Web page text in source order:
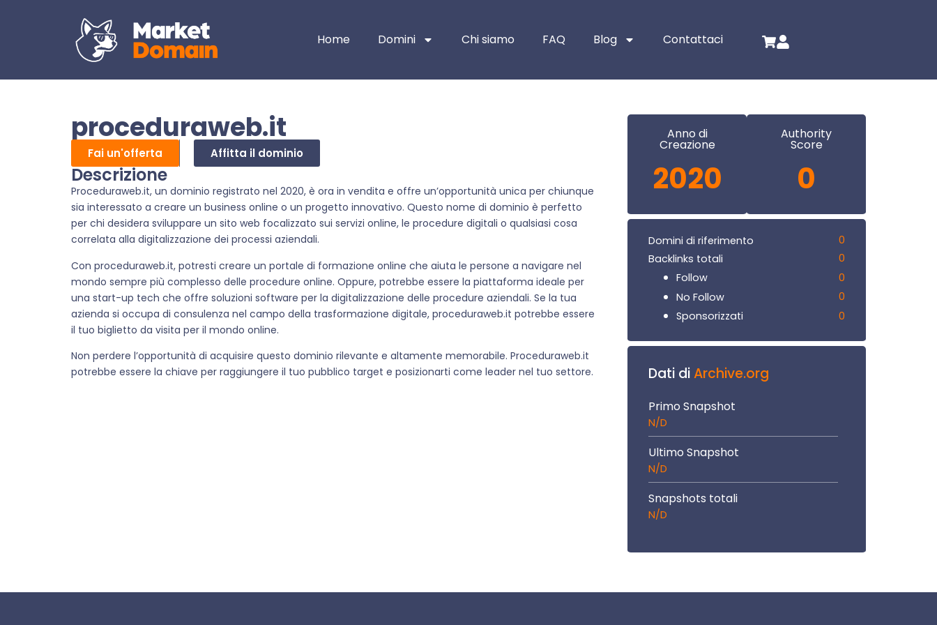
Home Domini Chi siamo FAQ Blog Contattaci
proceduraweb.it
Fai un'offerta Affitta il dominio
Descrizione
Proceduraweb.it, un dominio registrato nel 2020, è ora in vendita e offre un’opportunità unica per chiunque
sia interessato a creare un business online o un progetto innovativo. Questo nome di dominio è perfetto
per chi desidera sviluppare un sito web focalizzato sui servizi online, le procedure digitali o qualsiasi cosa
correlata alla digitalizzazione dei processi aziendali.
Con proceduraweb.it, potresti creare un portale di formazione online che aiuta le persone a navigare nel
mondo sempre più complesso delle procedure online. Oppure, potrebbe essere la piattaforma ideale per
una start-up tech che offre soluzioni software per la digitalizzazione delle procedure aziendali. Se la tua
azienda si occupa di consulenza nel campo della trasformazione digitale, proceduraweb.it potrebbe essere
il tuo biglietto da visita per il mondo online.
Non perdere l’opportunità di acquisire questo dominio rilevante e altamente memorabile. Proceduraweb.it
potrebbe essere la chiave per raggiungere il tuo pubblico target e posizionarti come leader nel tuo settore.
Anno di
Creazione
2020
Authority
Score
0
Domini di riferimento
0
Backlinks totali
0
Follow
0
No Follow
0
Sponsorizzati
0
Dati diArchive.org
Primo Snapshot
N/D
Ultimo Snapshot
N/D
Snapshots totali
N/D